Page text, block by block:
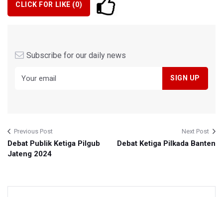
CLICK FOR LIKE (0)
Subscribe for our daily news
Previous Post
Debat Publik Ketiga Pilgub
Jateng 2024
Next Post
Debat Ketiga Pilkada Banten